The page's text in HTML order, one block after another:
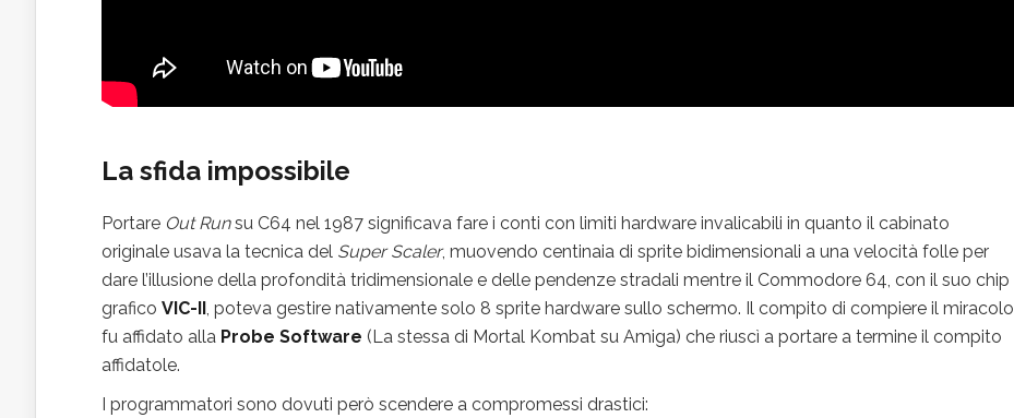
La sfida impossibile
Portare Out Runsu C64 nel 1987 significava fare i conti con limiti hardware invalicabili in quanto il cabinato
originale usava la tecnica del Super Scaler, muovendo centinaia di sprite bidimensionali a una velocità folle per
dare l’illusione della profondità tridimensionale e delle pendenze stradali mentre il Commodore 64, con il suo chip
grafico VIC-II , poteva gestire nativamente solo 8 sprite hardware sullo schermo. Il compito di compiere il miracolo
fu affidato alla Probe Software (La stessa di Mortal Kombat su Amiga) che riuscì a portare a termine il compito
affidatole.
I programmatori sono dovuti però scendere a compromessi drastici: